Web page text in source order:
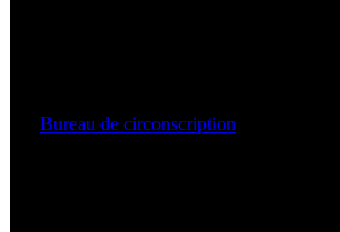
Bureau de circonscription